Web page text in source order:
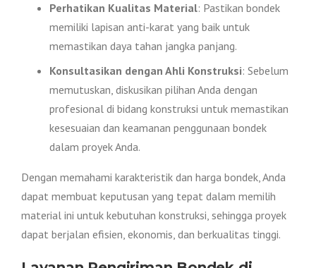
Perhatikan Kualitas Material: Pastikan bondek
memiliki lapisan anti-karat yang baik untuk
memastikan daya tahan jangka panjang.
Konsultasikan dengan Ahli Konstruksi: Sebelum
memutuskan, diskusikan pilihan Anda dengan
profesional di bidang konstruksi untuk memastikan
kesesuaian dan keamanan penggunaan bondek
dalam proyek Anda.
Dengan memahami karakteristik dan harga bondek, Anda
dapat membuat keputusan yang tepat dalam memilih
material ini untuk kebutuhan konstruksi, sehingga proyek
dapat berjalan efisien, ekonomis, dan berkualitas tinggi.